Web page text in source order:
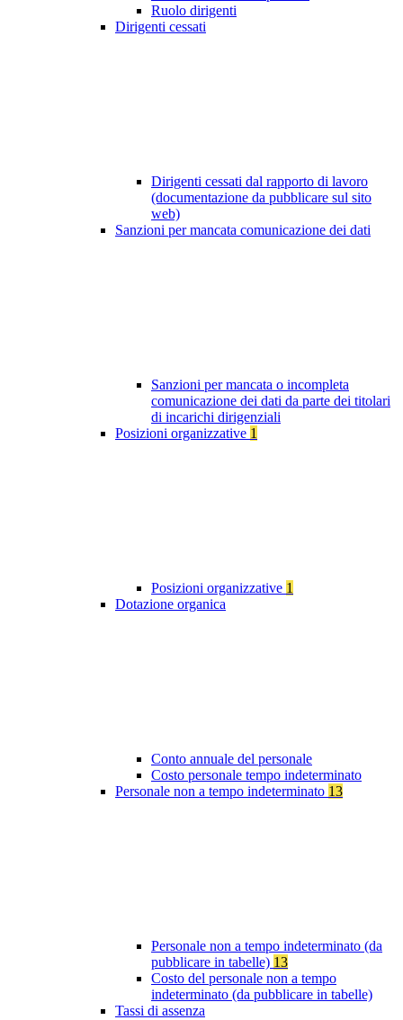
Ruolo dirigenti
Dirigenti cessati
Dirigenti cessati dal rapporto di lavoro
(documentazione da pubblicare sul sito
web)
Sanzioni per mancata comunicazione dei dati
Sanzioni per mancata o incompleta
comunicazione dei dati da parte dei titolari
di incarichi dirigenziali
Posizioni organizzative 1
Posizioni organizzative 1
Dotazione organica
Conto annuale del personale
Costo personale tempo indeterminato
Personale non a tempo indeterminato 13
Personale non a tempo indeterminato (da
pubblicare in tabelle) 13
Costo del personale non a tempo
indeterminato (da pubblicare in tabelle)
Tassi di assenza